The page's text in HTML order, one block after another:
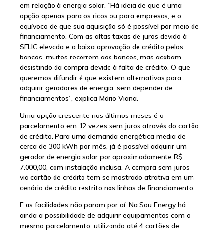
em relação à energia solar. “Há ideia de que é uma
opção apenas para os ricos ou para empresas, e o
equívoco de que sua aquisição só é possível por meio de
financiamento. Com as altas taxas de juros devido à
SELIC elevada e a baixa aprovação de crédito pelos
bancos, muitos recorrem aos bancos, mas acabam
desistindo da compra devido à falta de crédito. O que
queremos difundir é que existem alternativas para
adquirir geradores de energia, sem depender de
financiamentos”, explica Mário Viana.
Uma opção crescente nos últimos meses é o
parcelamento em 12 vezes sem juros através do cartão
de crédito. Para uma demanda energética média de
cerca de 300 kWh por mês, já é possível adquirir um
gerador de energia solar por aproximadamente R$
7.000,00, com instalação inclusa. A compra sem juros
via cartão de crédito tem se mostrado atrativa em um
cenário de crédito restrito nas linhas de financiamento.
E as facilidades não param por aí. Na Sou Energy há
ainda a possibilidade de adquirir equipamentos com o
mesmo parcelamento, utilizando até 4 cartões de